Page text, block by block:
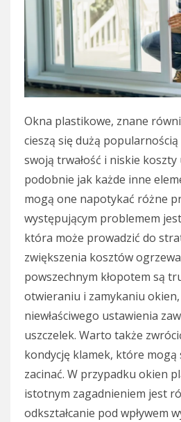
Okna plastikowe, znane
cieszą się dużą
swoją trwałość i niskie koszty
podobnie jak każde inne
mogą one napotykać różne
występującym problemem
która może prowadzić do
zwiększenia kosztów
powszechnym kłopotem są
otwieraniu i zamykaniu
niewłaściwego ustawienia
uszczelek. Warto także
kondycję klamek, które mogą
zacinać. W przypadku okien
istotnym zagadnieniem jest
odkształcanie pod wpływem